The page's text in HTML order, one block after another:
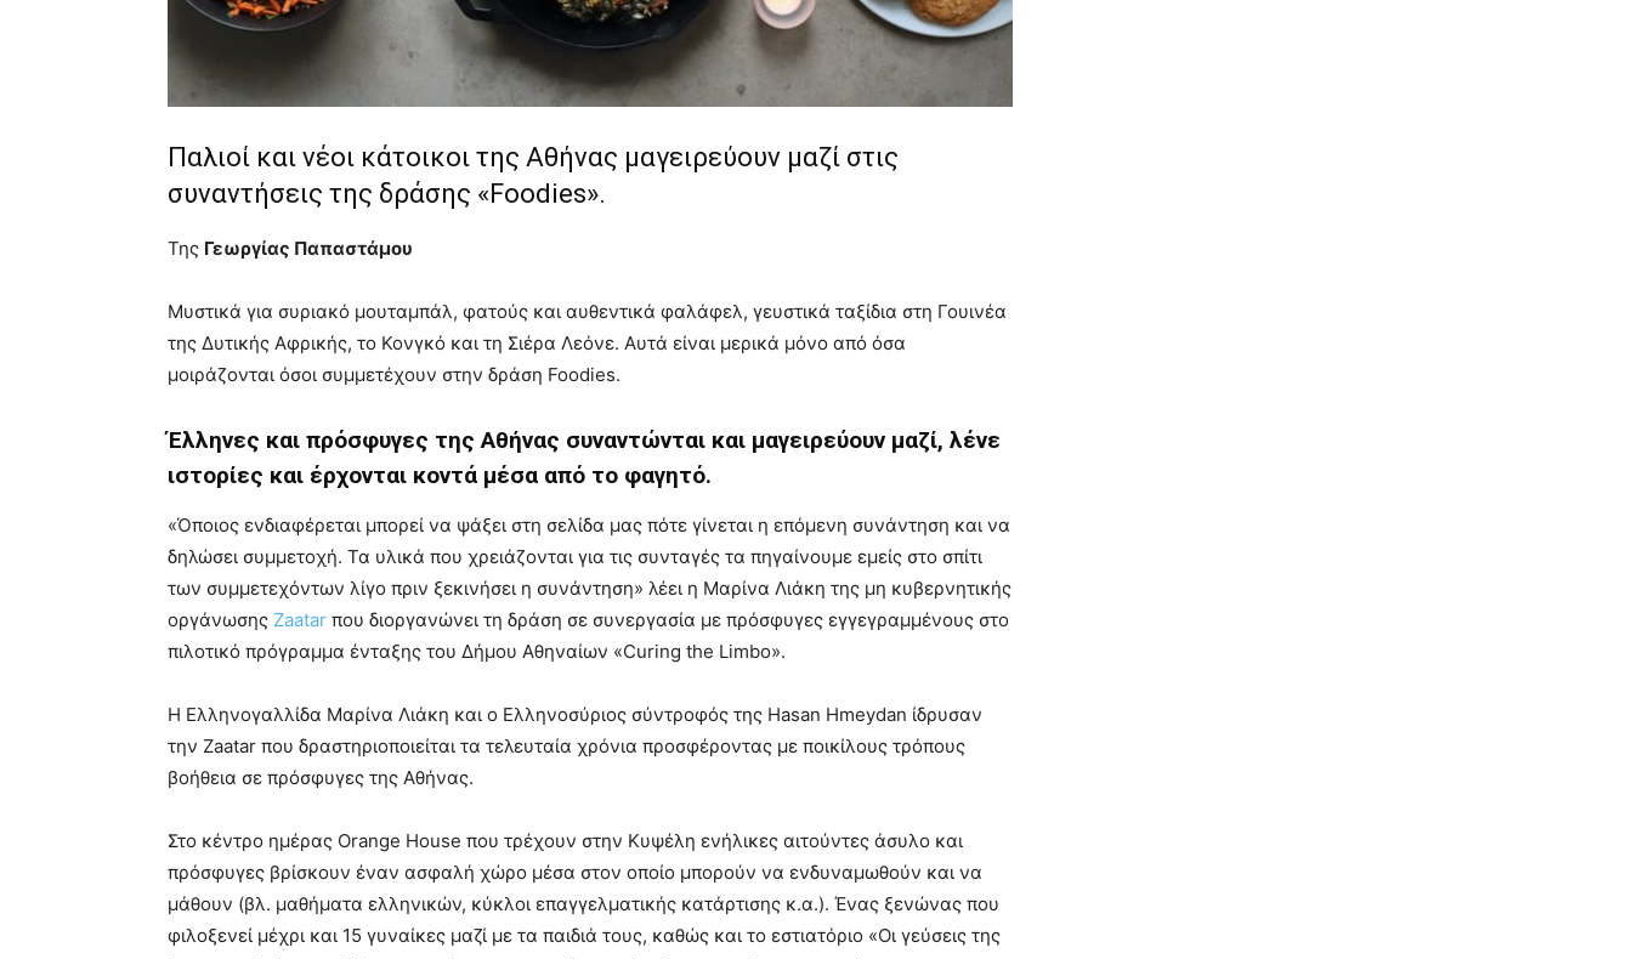
Παλιοί και νέοι κάτοικοι της Αθήνας μαγειρεύουν μαζί στις
συναντήσεις της δράσης «Foodies».
Της Γεωργίας Παπαστάμου
Μυστικά για συριακό μουταμπάλ, φατούς και αυθεντικά φαλάφελ, γευστικά ταξίδια στη Γουινέα
της Δυτικής Αφρικής, το Κονγκό και τη Σιέρα Λεόνε. Αυτά είναι μερικά μόνο από όσα
μοιράζονται όσοι συμμετέχουν στην δράση Foodies.
Έλληνες και πρόσφυγες της Αθήνας συναντώνται και μαγειρεύουν μαζί, λένε
ιστορίες και έρχονται κοντά μέσα από το φαγητό.
«Όποιος ενδιαφέρεται μπορεί να ψάξει στη σελίδα μας πότε γίνεται η επόμενη συνάντηση και να
δηλώσει συμμετοχή. Τα υλικά που χρειάζονται για τις συνταγές τα πηγαίνουμε εμείς στο σπίτι
των συμμετεχόντων λίγο πριν ξεκινήσει η συνάντηση» λέει η Μαρίνα Λιάκη της μη κυβερνητικής
οργάνωσης Zaatar που διοργανώνει τη δράση σε συνεργασία με πρόσφυγες εγγεγραμμένους στο
πιλοτικό πρόγραμμα ένταξης του Δήμου Αθηναίων «Curing the Limbo».
Η Ελληνογαλλίδα Μαρίνα Λιάκη και ο Ελληνοσύριος σύντροφός της Hasan Hmeydan ίδρυσαν
την Zaatar που δραστηριοποιείται τα τελευταία χρόνια προσφέροντας με ποικίλους τρόπους
βοήθεια σε πρόσφυγες της Αθήνας.
Στο κέντρο ημέρας Orange House που τρέχουν στην Κυψέλη ενήλικες αιτούντες άσυλο και
πρόσφυγες βρίσκουν έναν ασφαλή χώρο μέσα στον οποίο μπορούν να ενδυναμωθούν και να
μάθουν (βλ. μαθήματα ελληνικών, κύκλοι επαγγελματικής κατάρτισης κ.α.). Ένας ξενώνας που
φιλοξενεί μέχρι και 15 γυναίκες μαζί με τα παιδιά τους, καθώς και το εστιατόριο «Οι γεύσεις της